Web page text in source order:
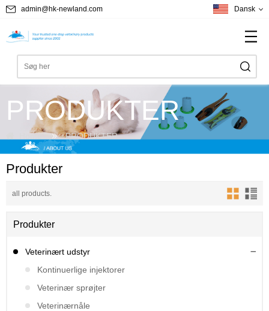
admin@hk-newland.com Dansk
PRODUKTER
Home PRODUKTER
Produkter
all products.
Produkter
Veterinært udstyr
Kontinuerlige injektorer
Veterinær sprøjter
Veterinærnåle